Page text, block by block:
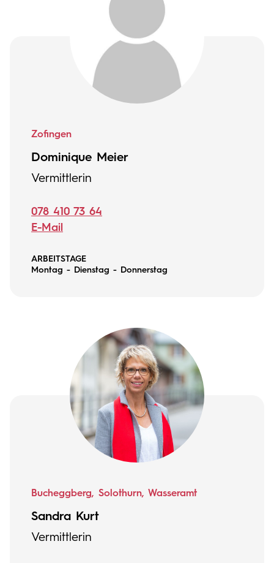
Zofingen
Dominique Meier
Vermittlerin
078 410 73 64
E-Mail
ARBEITSTAGE
Montag - Dienstag - Donnerstag
Bucheggberg, Solothurn, Wasseramt
Sandra Kurt
Vermittlerin